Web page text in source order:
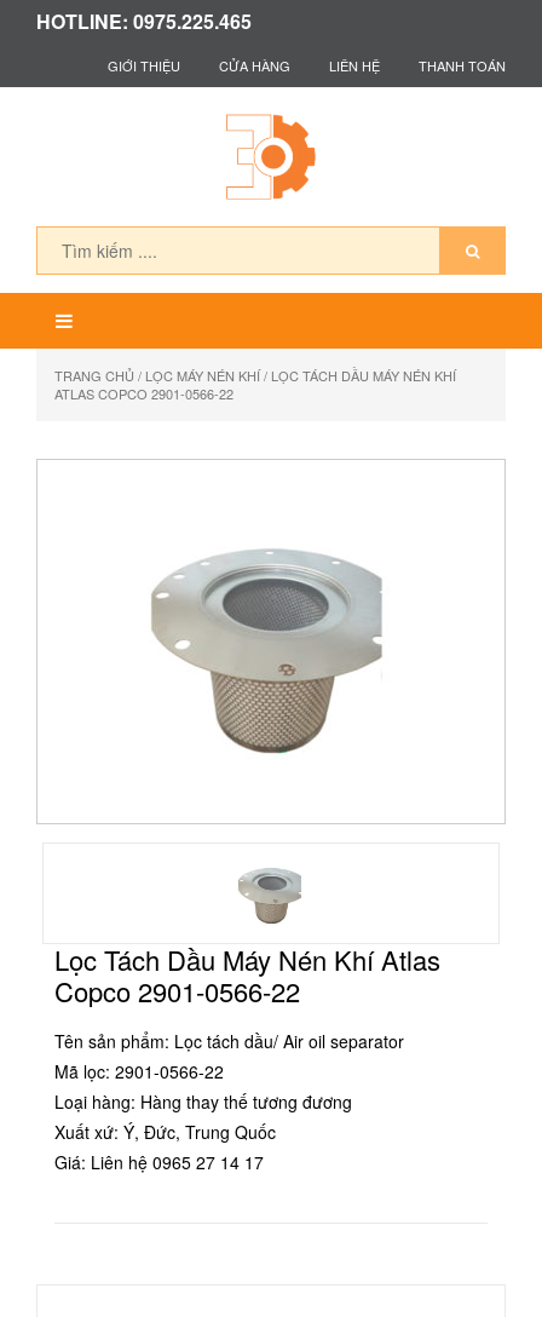
HOTLINE: 0975.225.465
GIỚI THIỆU CỬA HÀNG LIÊN HỆ THANH TOÁN
TRANG CHỦ / LỌC MÁY NÉN KHÍ/ LỌC TÁCH DẦU MÁY NÉN KHÍ
ATLAS COPCO 2901-0566-22
Lọc Tách Dầu Máy Nén Khí Atlas
Copco 2901-0566-22
Tên sản phẩm: Lọc tách dầu/ Air oil separator
Mã lọc: 2901-0566-22
Loại hàng: Hàng thay thế tương đương
Xuất xứ: Ý, Đức, Trung Quốc
Giá: Liên hệ 0965 27 14 17